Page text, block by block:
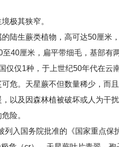
极其狭窄。
陆生蕨类植物，高可达50厘米
40厘米，扁平带细毛，基部
仅仅1种，于上世纪50年代在
危。天星蕨不但数量稀少，而
以及因森林植被破坏或人为干
险。
列入国务院批准的《国家重点